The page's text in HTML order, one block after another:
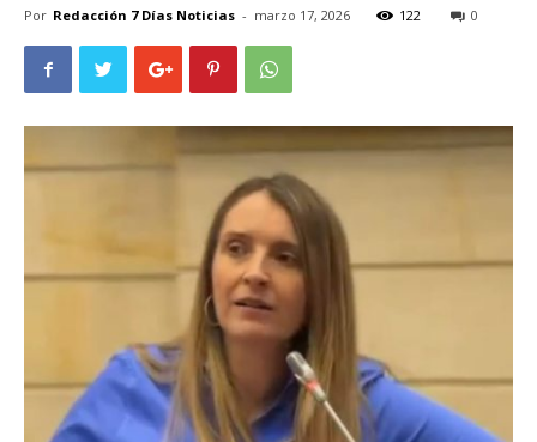
Por Redacción 7 Días Noticias - marzo 17, 2026 122 0